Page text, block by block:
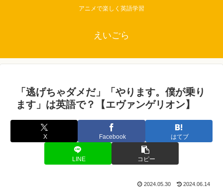
アニメで楽しく英語学習
えいごら
「逃げちゃダメだ」「やります。僕が乗り
ます」は英語で？【エヴァンゲリオン】
X Facebook はてブ
LINE コピー
2024.05.30 2024.06.14